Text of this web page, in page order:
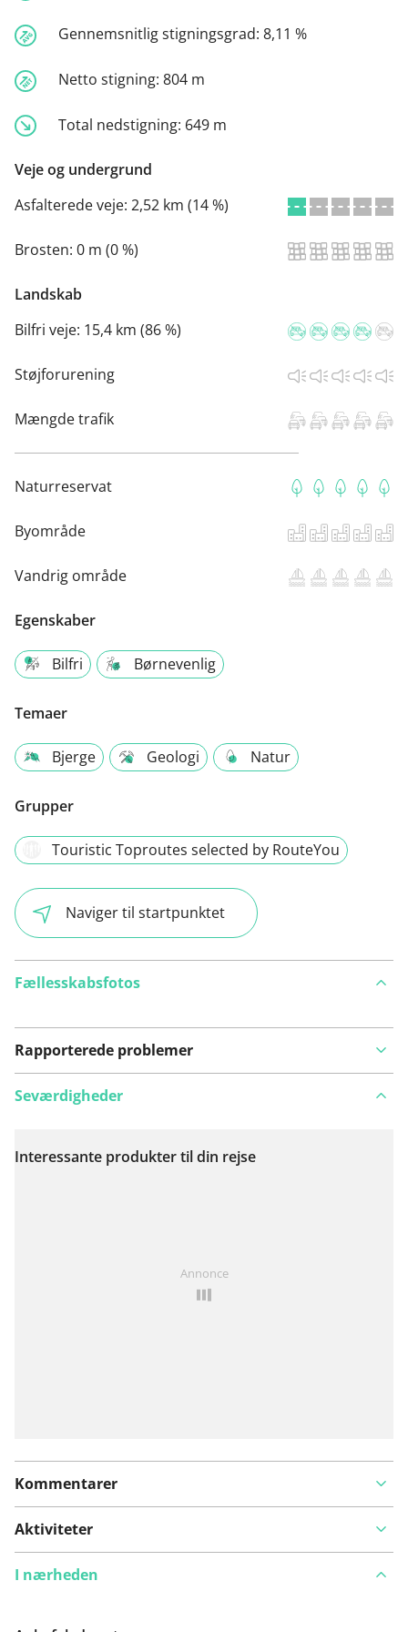
Gennemsnitlig stigningsgrad: 8,11 %
Netto stigning: 804 m
Total nedstigning: 649 m
Veje og undergrund
Asfalterede veje: 2,52 km (14 %)
Brosten: 0 m (0 %)
Landskab
Bilfri veje: 15,4 km (86 %)
Støjforurening
Mængde trafik
Naturreservat
Byområde
Vandrig område
Egenskaber
Bilfri Børnevenlig
Temaer
Bjerge Geologi Natur
Grupper
Touristic Toproutes selected by RouteYou
Naviger til startpunktet
Fællesskabsfotos
Rapporterede problemer
Se på kort
Seværdigheder
Interessante produkter til din rejse
Annonce
Kommentarer
Aktiviteter
I nærheden